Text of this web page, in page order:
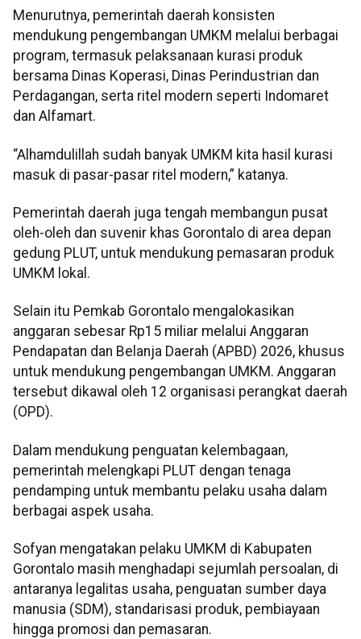
Menurutnya, pemerintah daerah konsisten
mendukung pengembangan UMKM melalui berbagai
program, termasuk pelaksanaan kurasi produk
bersama Dinas Koperasi, Dinas Perindustrian dan
Perdagangan, serta ritel modern seperti Indomaret
dan Alfamart.
“Alhamdulillah sudah banyak UMKM kita hasil kurasi
masuk di pasar-pasar ritel modern,” katanya.
Pemerintah daerah juga tengah membangun pusat
oleh-oleh dan suvenir khas Gorontalo di area depan
gedung PLUT, untuk mendukung pemasaran produk
UMKM lokal.
Selain itu Pemkab Gorontalo mengalokasikan
anggaran sebesar Rp15 miliar melalui Anggaran
Pendapatan dan Belanja Daerah (APBD) 2026, khusus
untuk mendukung pengembangan UMKM. Anggaran
tersebut dikawal oleh 12 organisasi perangkat daerah
(OPD).
Dalam mendukung penguatan kelembagaan,
pemerintah melengkapi PLUT dengan tenaga
pendamping untuk membantu pelaku usaha dalam
berbagai aspek usaha.
Sofyan mengatakan pelaku UMKM di Kabupaten
Gorontalo masih menghadapi sejumlah persoalan, di
antaranya legalitas usaha, penguatan sumber daya
manusia (SDM), standarisasi produk, pembiayaan
hingga promosi dan pemasaran.